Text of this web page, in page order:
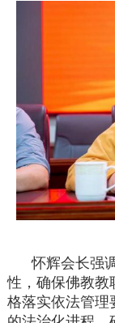
怀辉会长强调
性，确保佛教教
格落实依法管理